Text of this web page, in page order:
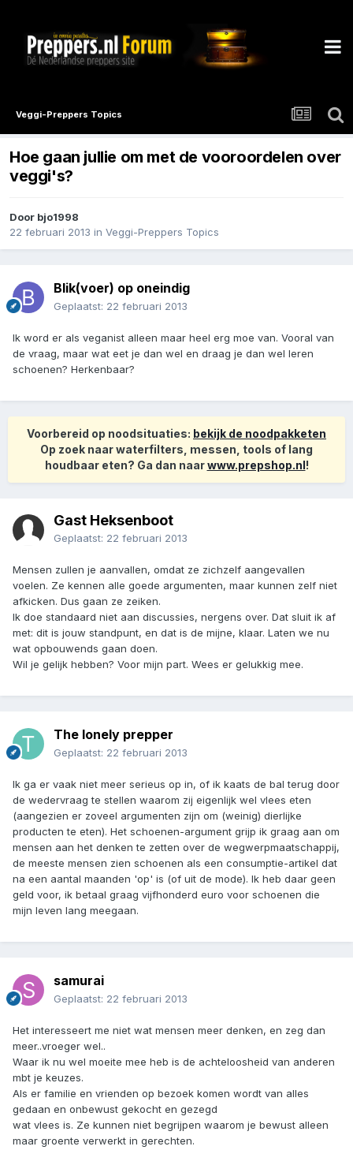
Veggi-Preppers Topics
Hoe gaan jullie om met de vooroordelen over
veggi's?
Door bjo1998
22 februari 2013 in Veggi-Preppers Topics
Blik(voer) op oneindig
Geplaatst: 22 februari 2013
Ik word er als veganist alleen maar heel erg moe van. Vooral van
de vraag, maar wat eet je dan wel en draag je dan wel leren
schoenen? Herkenbaar?
Voorbereid op noodsituaties: bekijk de noodpakketen
Op zoek naar waterfilters, messen, tools of lang
houdbaar eten? Ga dan naarwww.prepshop.nl!
Gast Heksenboot
Geplaatst: 22 februari 2013
Mensen zullen je aanvallen, omdat ze zichzelf aangevallen
voelen. Ze kennen alle goede argumenten, maar kunnen zelf niet
afkicken. Dus gaan ze zeiken.
Ik doe standaard niet aan discussies, nergens over. Dat sluit ik af
met: dit is jouw standpunt, en dat is de mijne, klaar. Laten we nu
wat opbouwends gaan doen.
Wil je gelijk hebben? Voor mijn part. Wees er gelukkig mee.
The lonely prepper
Geplaatst: 22 februari 2013
Ik ga er vaak niet meer serieus op in, of ik kaats de bal terug door
de wedervraag te stellen waarom zij eigenlijk wel vlees eten
(aangezien er zoveel argumenten zijn om (weinig) dierlijke
producten te eten). Het schoenen-argument grijp ik graag aan om
mensen aan het denken te zetten over de wegwerpmaatschappij,
de meeste mensen zien schoenen als een consumptie-artikel dat
na een aantal maanden 'op' is (of uit de mode). Ik heb daar geen
geld voor, ik betaal graag vijfhonderd euro voor schoenen die
mijn leven lang meegaan.
samurai
Geplaatst: 22 februari 2013
Het interesseert me niet wat mensen meer denken, en zeg dan
meer..vroeger wel..
Waar ik nu wel moeite mee heb is de achteloosheid van anderen
mbt je keuzes.
Als er familie en vrienden op bezoek komen wordt van alles
gedaan en onbewust gekocht en gezegd
wat vlees is. Ze kunnen niet begrijpen waarom je bewust alleen
maar groente verwerkt in gerechten.